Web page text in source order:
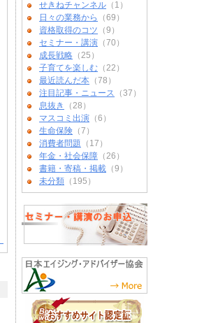
せきねチャンネル （1）
日々の業務から
（69）
資格取得のコツ （9）
セミナー・講演 （70）
成長戦略 （25）
子育てを楽しむ （22）
最近読んだ本 （78）
注目記事・ニュース
（37）
息抜き
（28）
マスコミ出演 （6）
生命保険 （7）
消費者問題
（17）
年金・社会保障 （26）
書籍・寄稿・掲載 （9）
未分類 （195）